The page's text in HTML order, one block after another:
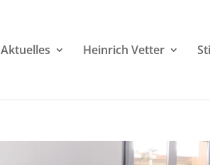
Aktuelles Heinrich Vetter